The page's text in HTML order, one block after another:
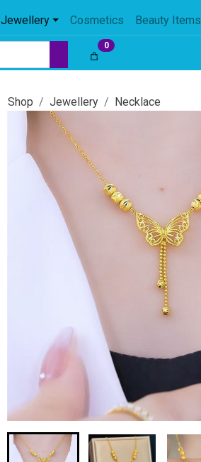
Jewellery Cosmetics Beauty Items
0
Shop Jewellery Necklace